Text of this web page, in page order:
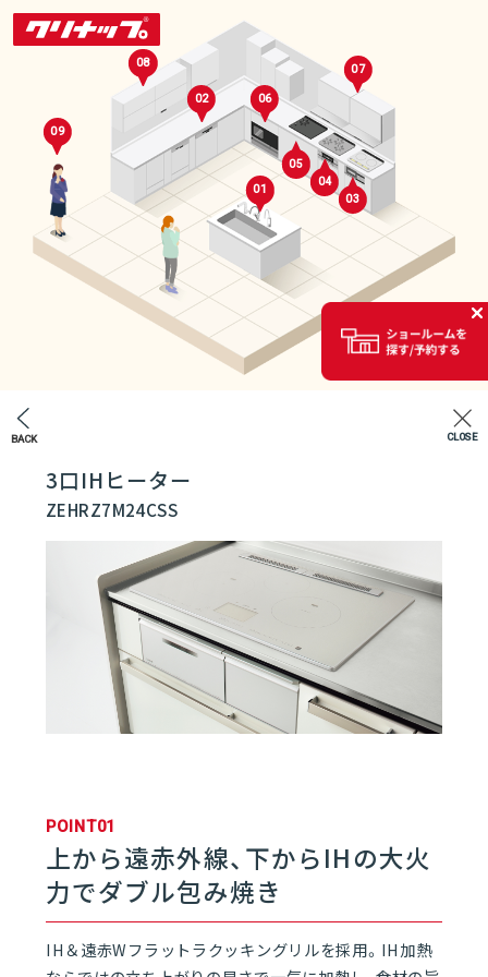
エントランス
キッチン | セレクトルーム
水栓
食器洗い乾燥機
04
05 ハイブリッドコンロ
3口IHヒーター
ZEHRZ7M24CSS
POINT01
上から遠赤外線、下からIHの大火
力でダブル包み焼き
IH＆遠赤Wフラットラクッキングリルを採用。IH加熱
BACK CLOSE
セレクトルーム
01
02
03
04
05
06
07
08
09